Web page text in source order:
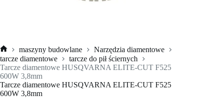
Strona
główna
maszyny budowlane
Narzędzia diamentowe
tarcze diamentowe
tarcze do pił ściernych
Tarcze diamentowe HUSQVARNA ELITE-CUT F525
600W 3,8mm
Tarcze diamentowe HUSQVARNA ELITE-CUT F525
600W 3,8mm